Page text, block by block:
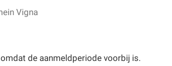
Vigna
de aanmeldperiode voorbij is.